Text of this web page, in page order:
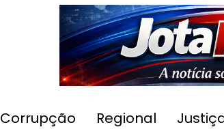
Corrupção Regional